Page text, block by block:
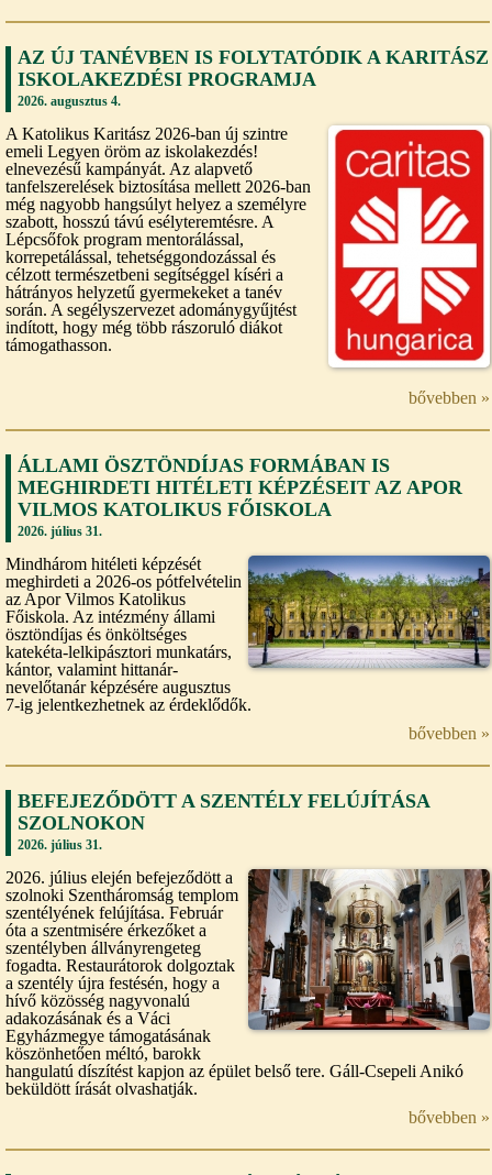
AZ ÚJ TANÉVBEN IS FOLYTATÓDIK A KARITÁSZ
ISKOLAKEZDÉSI PROGRAMJA
2026. augusztus 4.
A Katolikus Karitász 2026-ban új szintre
emeli Legyen öröm az iskolakezdés!
elnevezésű kampányát. Az alapvető
tanfelszerelések biztosítása mellett 2026-ban
még nagyobb hangsúlyt helyez a személyre
szabott, hosszú távú esélyteremtésre. A
Lépcsőfok program mentorálással,
korrepetálással, tehetséggondozással és
célzott természetbeni segítséggel kíséri a
hátrányos helyzetű gyermekeket a tanév
során. A segélyszervezet adománygyűjtést
indított, hogy még több rászoruló diákot
támogathasson.
bővebben »
ÁLLAMI ÖSZTÖNDÍJAS FORMÁBAN IS
MEGHIRDETI HITÉLETI KÉPZÉSEIT AZ APOR
VILMOS KATOLIKUS FŐISKOLA
2026. július 31.
Mindhárom hitéleti képzését
meghirdeti a 2026-os pótfelvételin
az Apor Vilmos Katolikus
Főiskola. Az intézmény állami
ösztöndíjas és önköltséges
katekéta-lelkipásztori munkatárs,
kántor, valamint hittanár-
nevelőtanár képzésére augusztus
7-ig jelentkezhetnek az érdeklődők.
bővebben »
BEFEJEZŐDÖTT A SZENTÉLY FELÚJÍTÁSA
SZOLNOKON
2026. július 31.
2026. július elején befejeződött a
szolnoki Szentháromság templom
szentélyének felújítása. Február
óta a szentmisére érkezőket a
szentélyben állványrengeteg
fogadta. Restaurátorok dolgoztak
a szentély újra festésén, hogy a
hívő közösség nagyvonalú
adakozásának és a Váci
Egyházmegye támogatásának
köszönhetően méltó, barokk
hangulatú díszítést kapjon az épület belső tere. Gáll-Csepeli Anikó
beküldött írását olvashatják.
bővebben »